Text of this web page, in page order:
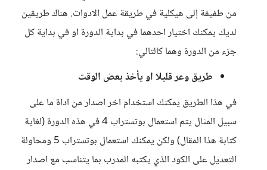
من طفيفة إلى هيكلية في طريقة عمل الادوات. هناك طريقين
لديك يمكنك اختيار احدهما في بداية الدورة او في بداية كل
جزء من الدورة وهما كالتالي:
طريق وعر قليلا او يأخذ بعض الوقت
في هذا الطريق يمكنك استخدام اخر اصدار من اداة ما على
سبيل المثال يتم استعمال بوتستراب 4 في هذه الدورة (لغاية
كتابة هذا المقال) ولكن يمكنك استعمال بوتستراب 5 ومحاولة
التعديل على الكود الذي يكتبه المدرب بما يتناسب مع اصدار